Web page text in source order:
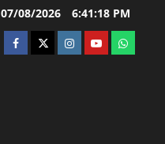
07/08/2026 6:41:19 PM
facebooktwitterinstagram.com
youtubewhatsapp